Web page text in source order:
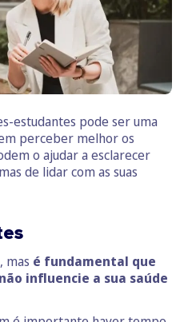
estudantes pode ser uma
perceber melhor os
o ajudar a esclarecer
de lidar com as suas
mas é fundamental que
influencie a sua saúde